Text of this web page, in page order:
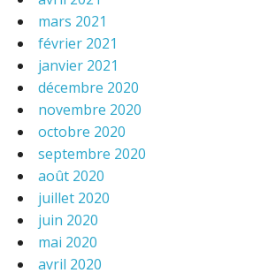
mars 2021
février 2021
janvier 2021
décembre 2020
novembre 2020
octobre 2020
septembre 2020
août 2020
juillet 2020
juin 2020
mai 2020
avril 2020